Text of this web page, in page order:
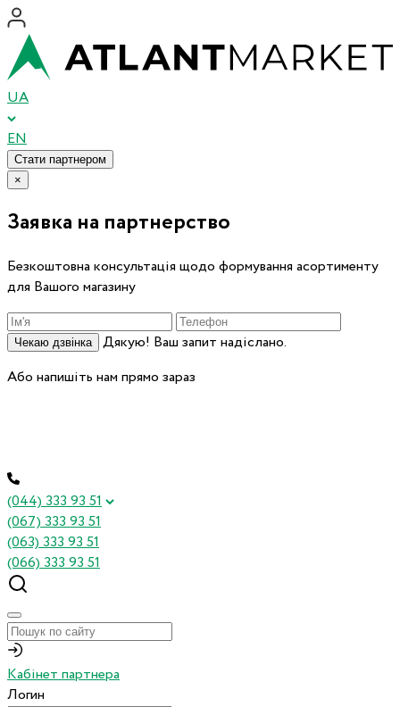
UA
EN
Стати партнером
×
Заявка на партнерство
Безкоштовна консультація щодо формування асортименту
для Вашого магазину
Чекаю дзвінка
Дякую! Ваш запит надіслано.
Або напишіть нам прямо зараз
(044) 333 93 51
(067) 333 93 51
(063) 333 93 51
(066) 333 93 51
Кабінет партнера
Логин